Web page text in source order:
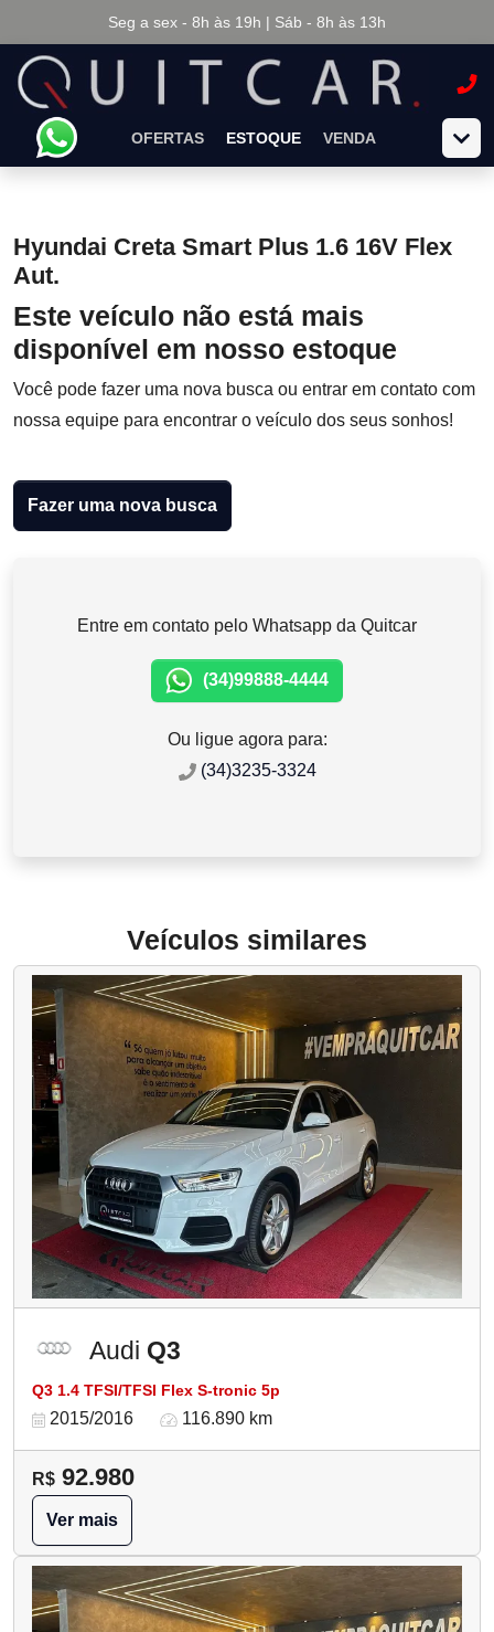
Seg a sex - 8h às 19h | Sáb - 8h às 13h
OFERTAS ESTOQUE VENDA
Hyundai Creta Smart Plus 1.6 16V Flex
Aut.
Este veículo não está mais
disponível em nosso estoque
Você pode fazer uma nova busca ou entrar em contato com
nossa equipe para encontrar o veículo dos seus sonhos!
Fazer uma nova busca
Entre em contato pelo Whatsapp da Quitcar
(34)99888-4444
Ou ligue agora para:
(34)3235-3324
Veículos similares
Audi Q3
Q3 1.4 TFSI/TFSI Flex S-tronic 5p
2015/2016 116.890 km
R$ 92.980
Ver mais